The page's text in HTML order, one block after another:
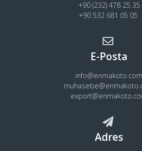
+90 (232) 478 25 35
+90 532 681 05 05
E-Posta
info@enmakoto.com
Adres